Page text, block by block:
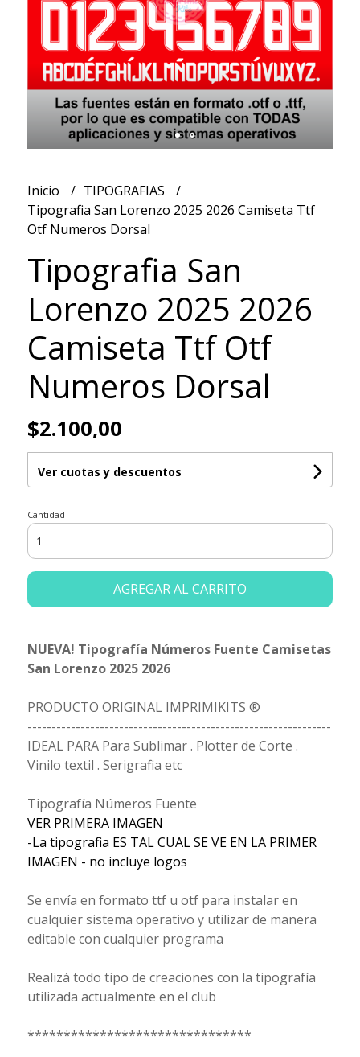
Inicio
TIPOGRAFIAS
Tipografia San Lorenzo 2025 2026 Camiseta Ttf
Otf Numeros Dorsal
Tipografia San
Lorenzo 2025 2026
Camiseta Ttf Otf
Numeros Dorsal
$2.100,00
Ver cuotas y descuentos
Cantidad
AGREGAR AL CARRITO
NUEVA! Tipografía Números Fuente Camisetas
San Lorenzo 2025 2026
PRODUCTO ORIGINAL IMPRIMIKITS ®
---------------------------------------------------------------
IDEAL PARA Para Sublimar . Plotter de Corte .
Vinilo textil . Serigrafia etc
Tipografía Números Fuente
VER PRIMERA IMAGEN
-La tipografia ES TAL CUAL SE VE EN LA PRIMER
IMAGEN - no incluye logos
Se envía en formato ttf u otf para instalar en
cualquier sistema operativo y utilizar de manera
editable con cualquier programa
Realizá todo tipo de creaciones con la tipografía
utilizada actualmente en el club
*******************************